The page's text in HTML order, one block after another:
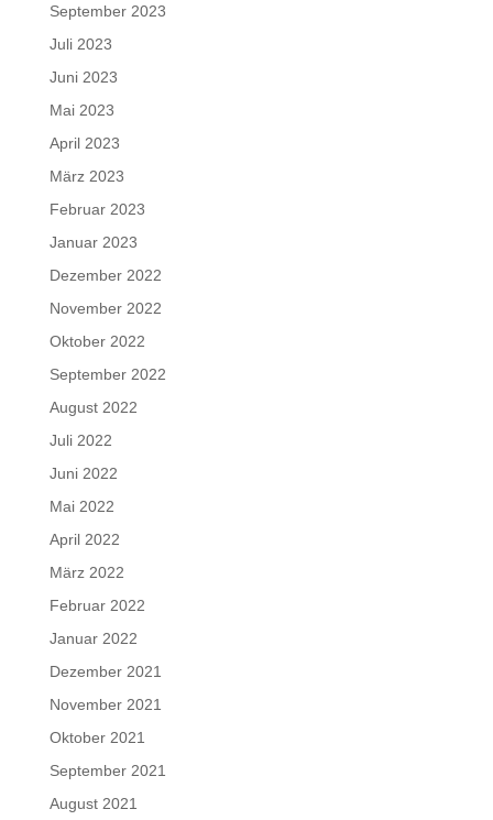
September 2023
Juli 2023
Juni 2023
Mai 2023
April 2023
März 2023
Februar 2023
Januar 2023
Dezember 2022
November 2022
Oktober 2022
September 2022
August 2022
Juli 2022
Juni 2022
Mai 2022
April 2022
März 2022
Februar 2022
Januar 2022
Dezember 2021
November 2021
Oktober 2021
September 2021
August 2021